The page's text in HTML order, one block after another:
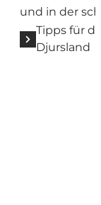
und in der
Tipps für
Djursland